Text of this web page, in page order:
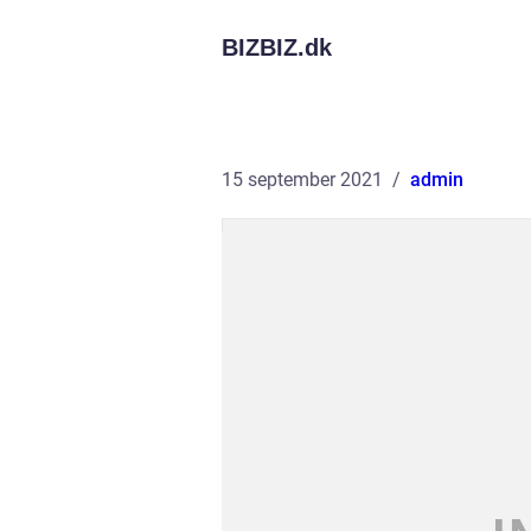
BIZBIZ.dk
15 september 2021 admin